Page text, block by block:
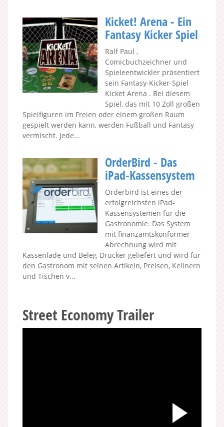
Kicket! Arena - Ein
Fantasy Kicker Spiel
Ralf Paul ,
Comicbuchzeichner und
Spieleentwickler präsentiert
sein Fantasy-Kicker-Spiel
Kicket Arena . Bei diesem
Spiel, das mit 10 Zoll großen
Spielfiguren im Freien oder einem großen Raum
gespielt werden kann, werden Fußball und Fantasy
vermischt. Jede...
OrderBird - Das
iPad-Kassensystem
Orderbird ist eines der
erfolgreichsten iPad-
Kassensystemen für die
Gastronomie. Das System
mit finanzamtskonformer
Abrechnung wird mit
Kassenlade und Beleg-Drucker geliefert und wird für
den Gastronom mit seinen Artikeln, Preisen, Kellnern
und Tischen v...
Street Economy Trailer